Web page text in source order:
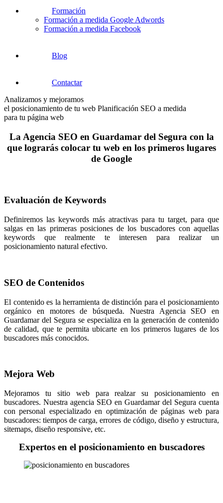
Formación
Formación a medida Google Adwords
Formación a medida Facebook
Blog
Contactar
Analizamos y mejoramos
el posicionamiento de tu web Planificación SEO a medida
para tu página web
La Agencia SEO en Guardamar del Segura con la
que lograrás colocar tu web en los primeros lugares
de Google
Evaluación de Keywords
Definiremos las keywords más atractivas para tu target, para que
salgas en las primeras posiciones de los buscadores con aquellas
keywords que realmente te interesen para realizar un
posicionamiento natural efectivo.
SEO de Contenidos
El contenido es la herramienta de distinción para el posicionamiento
orgánico en motores de búsqueda. Nuestra Agencia SEO en
Guardamar del Segura se especializa en la generación de contenido
de calidad, que te permita ubicarte en los primeros lugares de los
buscadores más conocidos.
Mejora Web
Mejoramos tu sitio web para realzar su posicionamiento en
buscadores. Nuestra agencia SEO en Guardamar del Segura cuenta
con personal especializado en optimización de páginas web para
buscadores: tiempos de carga, errores de código, diseño y estructura,
sitemaps, diseño responsive, etc.
Expertos en el posicionamiento en buscadores